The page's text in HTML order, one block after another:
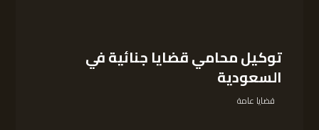
توكيل محامي قضايا جنائية في
السعودية
قضايا عامة